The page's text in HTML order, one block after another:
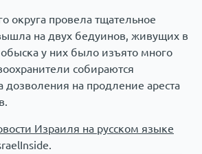
округа провела тщательное
на двух бедуинов, живущих в
у них было изъято много
собираются
дозволения на продление ареста
Израиля на русском языке